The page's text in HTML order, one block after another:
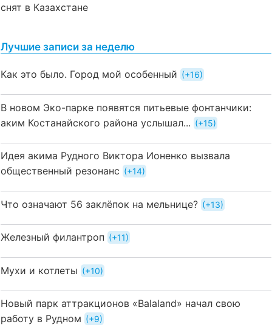
снят в Казахстане
Лучшие записи за неделю
Как это было. Город мой особенный +16
В новом Эко-парке появятся питьевые фонтанчики:
аким Костанайского района услышал...
+15
Идея акима Рудного Виктора Ионенко вызвала
общественный резонанс
+14
Что означают 56 заклёпок на мельнице? +13
Железный филантроп +11
Мухи и котлеты +10
Новый парк аттракционов «Balaland» начал свою
работу в Рудном
+9